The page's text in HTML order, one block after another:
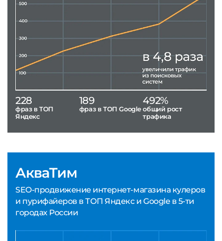
АкваТим
SEO-продвижение интернет-магазина кулеров
и пурифайеров в ТОП Яндекс и Google в 5-ти
городах России
228
фраз в ТОП
Яндекс
189
фраз в ТОП Google
492%
общий рост
трафика